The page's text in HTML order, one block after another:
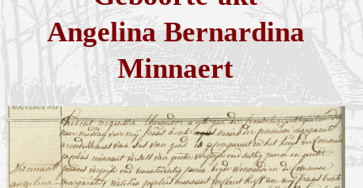
Angelina Bernardina
Minnaert